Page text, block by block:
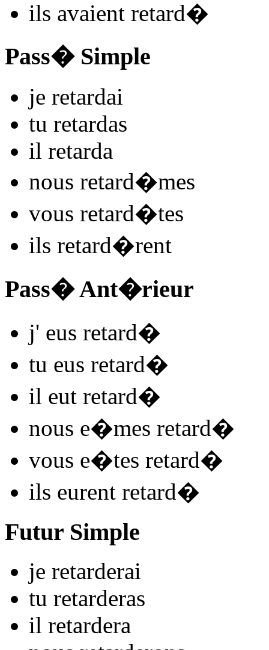
ils avaient retard�
Pass� Simple
je retardai
tu retardas
il retarda
nous retard�mes
vous retard�tes
ils retard�rent
Pass� Ant�rieur
j' eus retard�
tu eus retard�
il eut retard�
nous e�mes retard�
vous e�tes retard�
ils eurent retard�
Futur Simple
je retarderai
tu retarderas
il retardera